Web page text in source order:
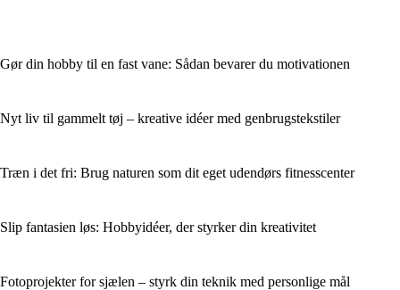
Gør din hobby til en fast vane: Sådan bevarer du motivationen
Nyt liv til gammelt tøj – kreative idéer med genbrugstekstiler
Træn i det fri: Brug naturen som dit eget udendørs fitnesscenter
Slip fantasien løs: Hobbyidéer, der styrker din kreativitet
Fotoprojekter for sjælen – styrk din teknik med personlige mål